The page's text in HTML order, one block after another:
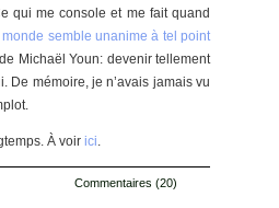
qui me console et me fait quand
monde semble unanime à tel point
Michaël Youn: devenir tellement
De mémoire, je n’avais jamais vu
À voir ici.
Commentaires (20)